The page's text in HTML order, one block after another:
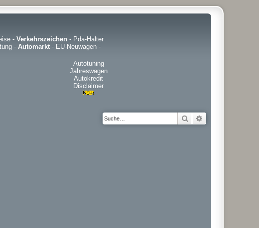
- Verkehrszeichen- Pda-Halter
- Automarkt - EU-Neuwagen -
Autotuning
Jahreswagen
Autokredit
Disclaimer
Suche